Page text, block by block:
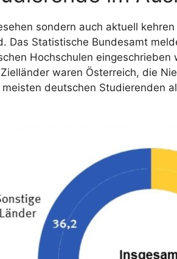
sondern auch aktuell
Das Statistische Bundesamt
Hochschulen
waren Österreich, die
deutschen Studierenden